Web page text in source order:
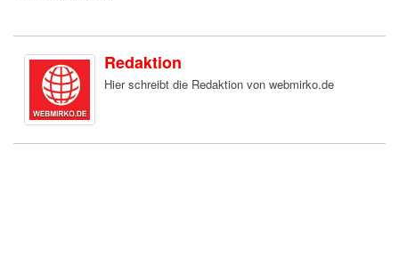
Redaktion
Hier schreibt die Redaktion von webmirko.de